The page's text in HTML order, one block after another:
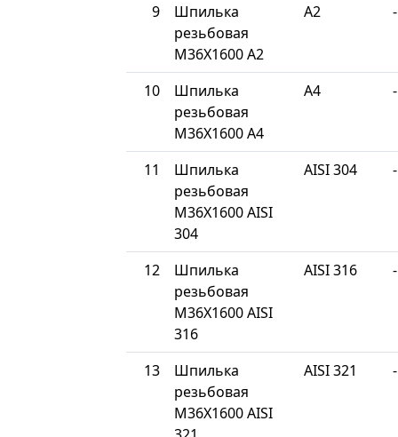
9
Шпилька
резьбовая
М36Х1600 A2
A2 -
10
Шпилька
резьбовая
М36Х1600 A4
A4 -
11
Шпилька
резьбовая
М36Х1600 AISI
304
AISI 304 -
12
Шпилька
резьбовая
М36Х1600 AISI
316
AISI 316 -
13
Шпилька
резьбовая
М36Х1600 AISI
AISI 321 -